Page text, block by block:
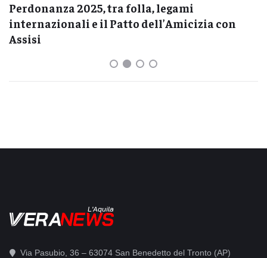
Perdonanza 2025, tra folla, legami
internazionali e il Patto dell’Amicizia con
Assisi
L'Aquila
Via Pasubio, 36 – 63074 San Benedetto del Tronto (AP)